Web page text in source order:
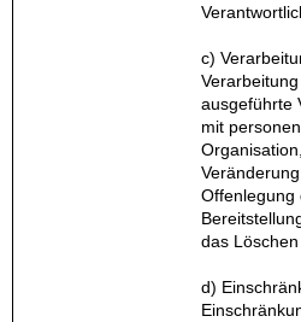
c)
ausgeführte
mit
Offenlegung
das
d)